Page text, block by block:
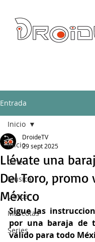
Entrada
Inicio
Cine
Música
Libros
Mascotas
Series
Inicio
Llévate una
Del Toro, promo
México
DroideTV
29 sept 2025
Sigue las
por una baraja de
válido para todo